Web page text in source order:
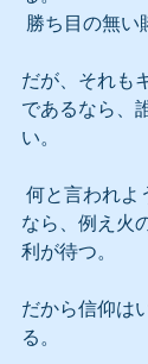
勝ち目の無い
だが、それも
であるなら、
い。
なら、例え火
利が待つ。
だから信仰は
る。